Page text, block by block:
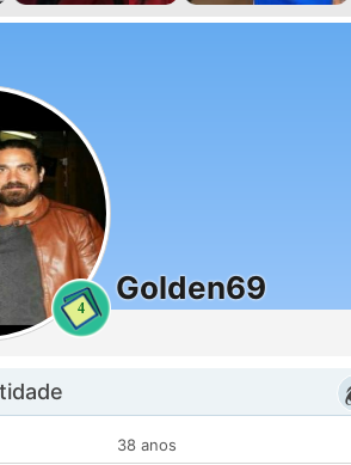
4
Golden69
38 anos